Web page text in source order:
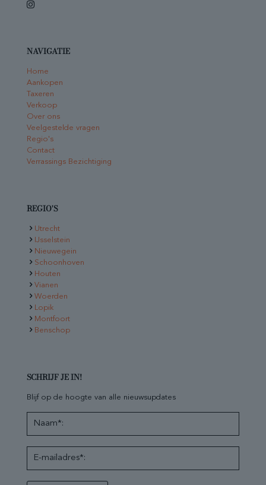
NAVIGATIE
Home
Aankopen
Taxeren
Verkoop
Over ons
Veelgestelde vragen
Regio's
Contact
Verrassings Bezichtiging
REGIO'S
Utrecht
IJsselstein
Nieuwegein
Schoonhoven
Houten
Vianen
Woerden
Lopik
Montfoort
Benschop
SCHRIJF JE IN!
Blijf op de hoogte van alle nieuwsupdates